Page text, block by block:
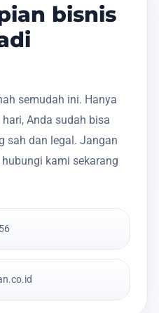
bisnis
semudah ini. Hanya
Anda sudah bisa
sah dan legal. Jangan
kami sekarang